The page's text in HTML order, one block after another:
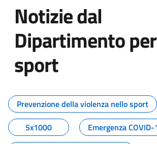
Notizie dal
Dipartimento
sport
Tutti i contenuti della
Prevenzione della violenza nello sport
5x1000
Emergenza